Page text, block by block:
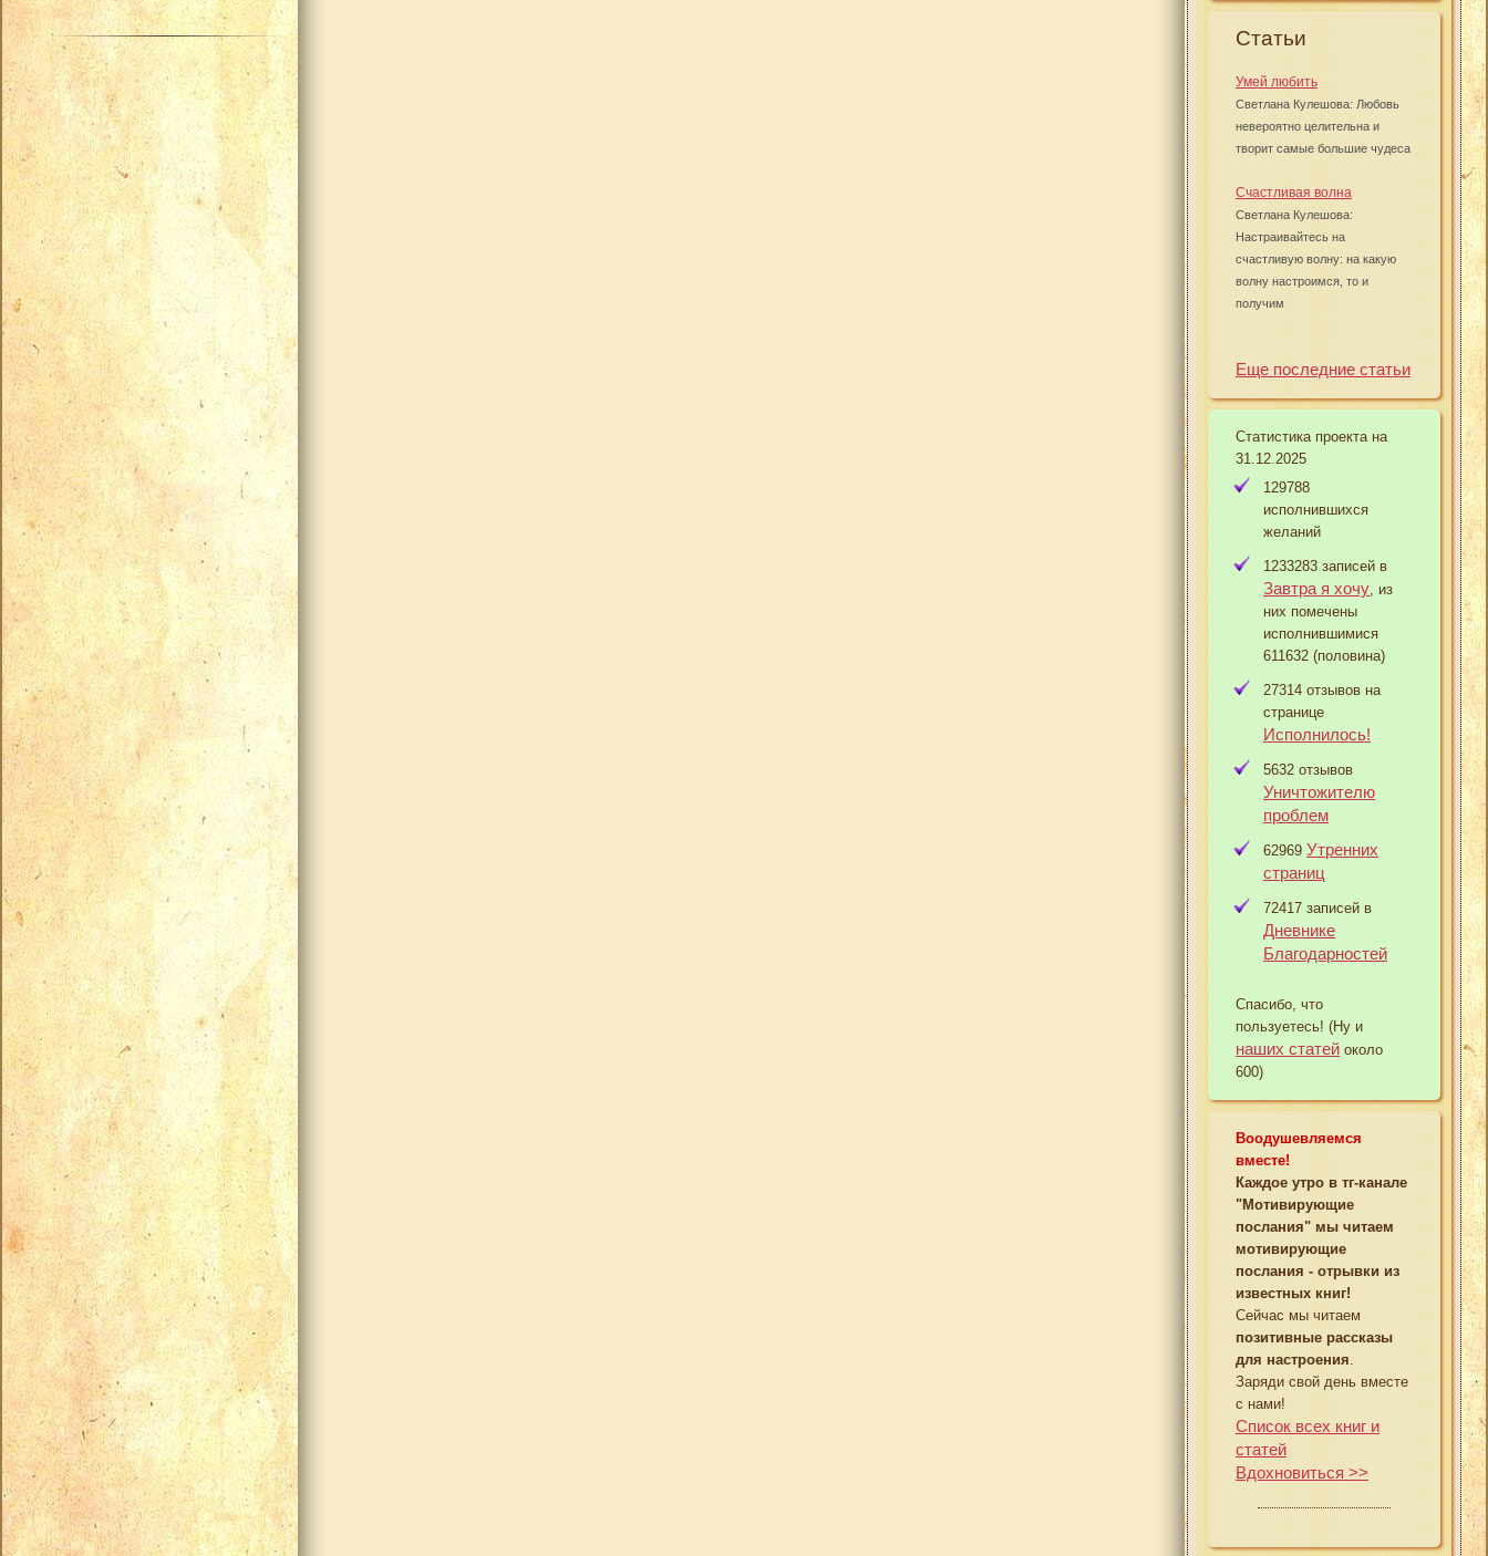
Статьи
Умей любить
Светлана Кулешова: Любовь
невероятно целительна и
творит самые большие чудеса
Счастливая волна
Светлана Кулешова:
Настраивайтесь на
счастливую волну: на какую
волну настроимся, то и
получим
Еще последние статьи
Статистика проекта на
31.12.2025
129788
исполнившихся
желаний
1233283 записей в
Завтра я хочу , из
них помечены
исполнившимися
611632 (половина)
27314 отзывов на
странице
Исполнилось!
5632 отзывов
Уничтожителю
проблем
62969 Утренних
страниц
72417 записей в
Дневнике
Благодарностей
Спасибо, что
пользуетесь! (Ну и
наших статей около
600)
Воодушевляемся
вместе!
Каждое утро в тг-канале
"Мотивирующие
послания" мы читаем
мотивирующие
послания - отрывки из
известных книг!
Сейчас мы читаем
позитивные рассказы
для настроения
Заряди свой день вместе
с нами!
Список всех книг и
статей
Вдохновиться >>